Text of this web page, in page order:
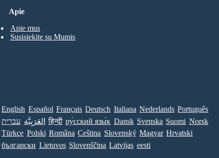
Apie
Apie mus
Susisiekite su Mumis
English Español Français Deutsch Italiana Nederlands Português
עברית العَرَبِيَّة हिन्दी ру́сский язы́к Dansk Svenska Suomi Norsk
Türkçe Polski Româna Ceština Slovenský Magyar Hrvatski
български Lietuvos Slovenščina Latvijas eesti